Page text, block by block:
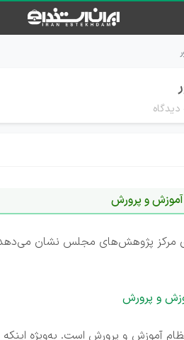
آموزش و پرورش
های مرکز پژوهش‌های مجلس نشان
و پرورش